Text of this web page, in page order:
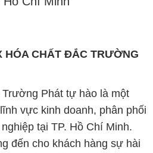
tại TP. Hồ Chí Minh.
đến cho khách hàng sự hài
của họ một cách tốt nhất.
trong ngành, chúng tôi
chất lượng và giá trị của
chúng tôi luôn tìm kiếm và